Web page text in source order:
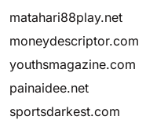
matahari88play.net
moneydescriptor.com
youthsmagazine.com
painaidee.net
sportsdarkest.com